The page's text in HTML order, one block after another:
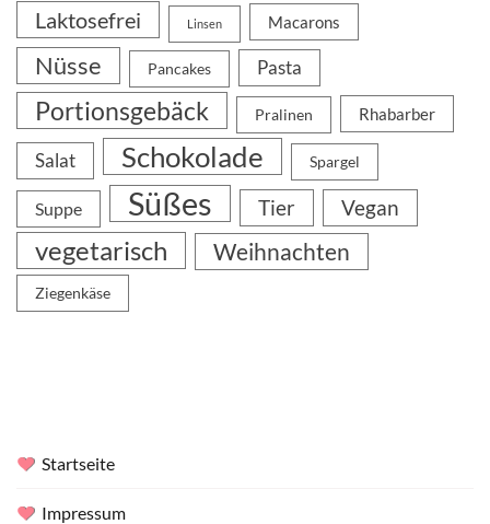
Laktosefrei Linsen Macarons
Nüsse Pancakes Pasta
Portionsgebäck Pralinen Rhabarber
Salat Schokolade Spargel
Suppe Süßes Tier Vegan
vegetarisch Weihnachten
Ziegenkäse
Startseite
Impressum